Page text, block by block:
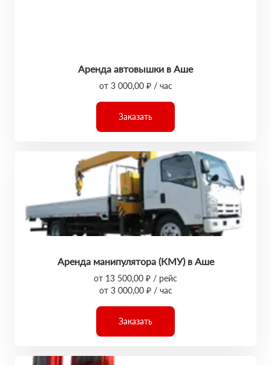
Аренда автовышки в Аше
от 3 000,00 ₽ / час
Заказать
Аренда манипулятора (КМУ) в Аше
от 13 500,00 ₽ / рейс
от 3 000,00 ₽ / час
Заказать